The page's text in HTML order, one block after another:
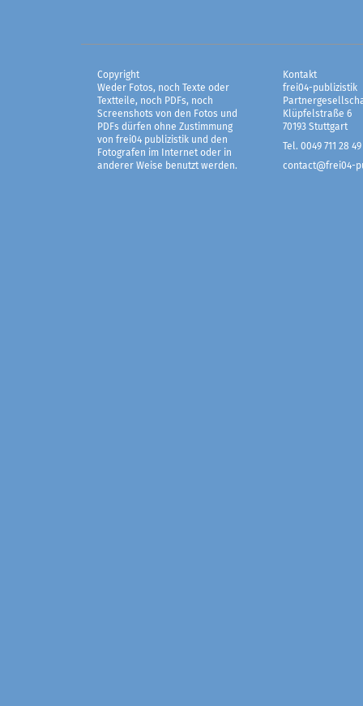
Copyright
Weder Fotos, noch Texte oder
Textteile, noch PDFs, noch
Screenshots von den Fotos und
PDFs dürfen ohne Zustimmung
von frei04 publizistik und den
Fotografen im Internet oder in
anderer Weise benutzt werden.
Kontakt
frei04-publizistik
Klüpfelstraße 6
70193 Stuttgart
Tel. 0049 711 28 49
contact@frei04-